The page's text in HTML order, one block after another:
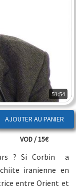
51:54
VOD / 15€
? Si Corbin a
iranienne en
entre Orient et